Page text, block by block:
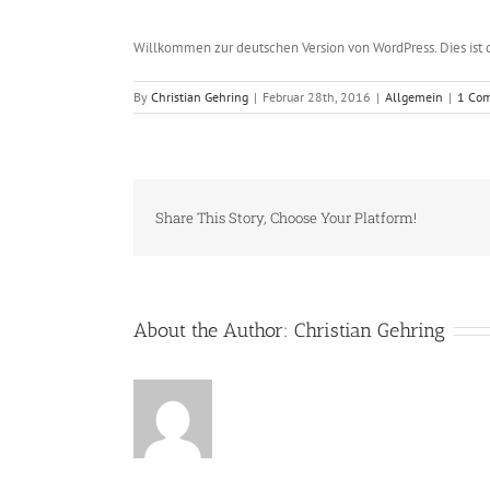
Willkommen zur deutschen Version von WordPress. Dies
By Christian Gehring | Februar 28th, 2016 | Allgemein | 1
Share This Story, Choose Your Platform!
About the Author: Christian Gehring